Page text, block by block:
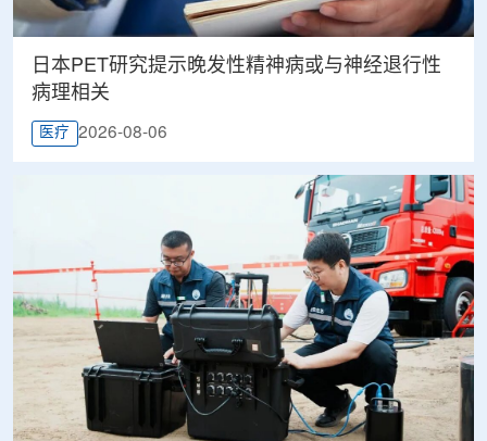
日本PET研究提示晚发性精神病或与神经退行性
病理相关
医疗 2026-08-06